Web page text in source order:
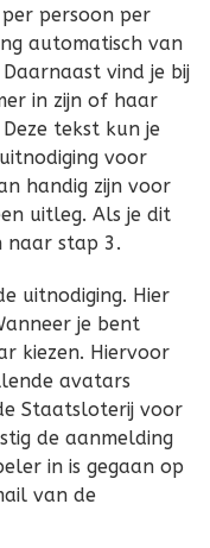
persoon per
automatisch van
vind je bij
in zijn of haar
tekst kun je
voor
handig zijn voor
uitleg. Als je dit
naar stap 3.
uitnodiging. Hier
je bent
kiezen. Hiervoor
avatars
Staatsloterij voor
de aanmelding
in is gegaan op
van de